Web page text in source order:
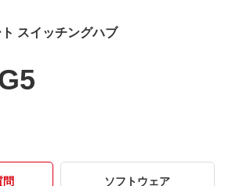
スイッチングハブ
問 ソフトウェア